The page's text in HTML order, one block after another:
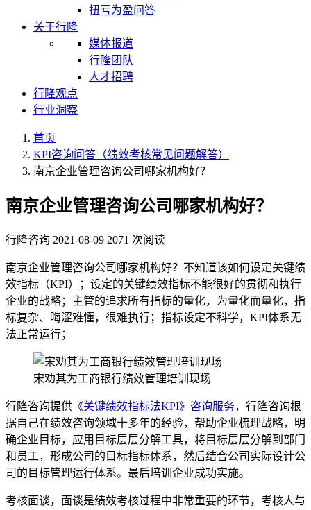
扭亏为盈问答
关于行隆
媒体报道
行隆团队
人才招聘
行隆观点
行业洞察
首页
KPI咨询问答（绩效考核常见问题解答）
南京企业管理咨询公司哪家机构好？
南京企业管理咨询公司哪家机构好？
行隆咨询 2021-08-09 2071 次阅读
南京企业管理咨询公司哪家机构好？不知道该如何设定关键绩
效指标（KPI）；设定的关键绩效指标不能很好的贯彻和执行
企业的战略；主管的追求所有指标的量化，为量化而量化，指
标复杂、晦涩难懂，很难执行；指标设定不科学，KPI体系无
法正常运行；
宋劝其为工商银行绩效管理培训现场
行隆咨询提供 《关键绩效指标法KPI》咨询服务，行隆咨询根
据自己在绩效咨询领域十多年的经验，帮助企业梳理战略，明
确企业目标，应用目标层层分解工具，将目标层层分解到部门
和员工，形成公司的目标指标体系，然后结合公司实际设计公
司的目标管理运行体系。最后培训企业成功实施。
考核面谈，面谈是绩效考核过程中非常重要的环节，考核人与